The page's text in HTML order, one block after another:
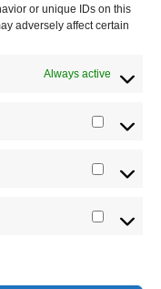
or unique IDs on this
adversely affect certain
Always active